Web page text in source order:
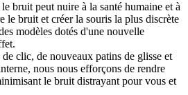
bruit peut nuire à la santé humaine et à
le bruit et créer la souris la plus discrète
modèles dotés d'une nouvelle
clic, de nouveaux patins de glisse et
nous nous efforçons de rendre
le bruit distrayant pour vous et